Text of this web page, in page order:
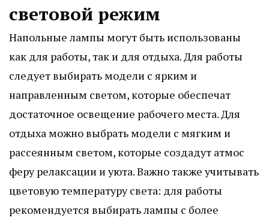
световой режим
Напольные лампы могут быть использованы
как для работы, так и для отдыха. Для работы
следует выбирать модели с ярким и
направленным светом, которые обеспечат
достаточное освещение рабочего места. Для
отдыха можно выбрать модели с мягким и
рассеянным светом, которые создадут атмос
феру релаксации и уюта. Важно также учитывать
цветовую температуру света: для работы
рекомендуется выбирать лампы с более